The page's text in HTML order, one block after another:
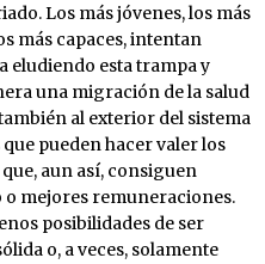
Los más jóvenes, los más
más capaces, intentan
eludiendo esta trampa y
una migración de la salud
al exterior del sistema
pueden hacer valer los
aun así, consiguen
mejores remuneraciones.
posibilidades de ser
o, a veces, solamente